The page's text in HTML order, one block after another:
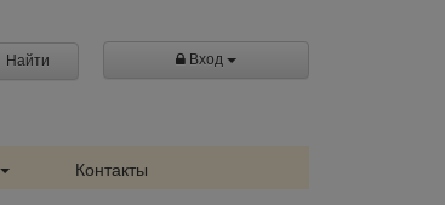
Найти Вход
Контакты